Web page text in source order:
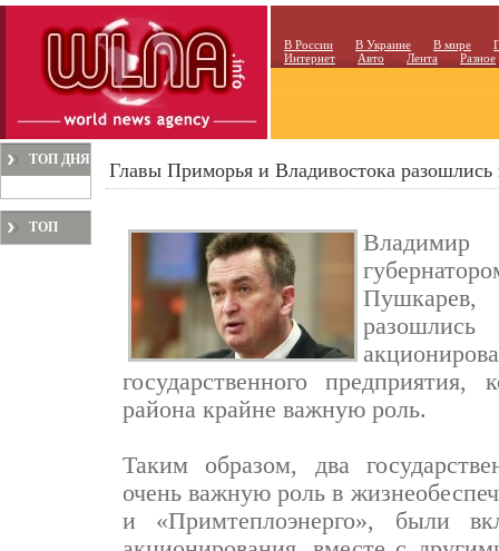
В России В Украине В мире
Интернет
Авто Лента Разное
ТОП ДНЯ
ТОП
Главы Приморья и Владивостока
Владимир
Пушкарев,
государственного
района крайне важную роль.
Таким образом, два
очень важную роль в
и «Примтеплоэнерго», были